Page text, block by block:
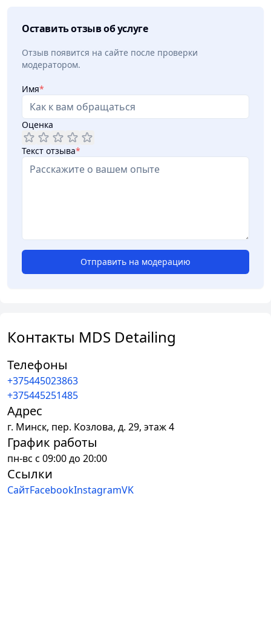
Оставить отзыв об услуге
Отзыв появится на сайте после проверки
модератором.
Имя*
Оценка
Текст отзыва*
Отправить на модерацию
Контакты MDS Detailing
Телефоны
+375445023863
+375445251485
Адрес
г. Минск, пер. Козлова, д. 29, этаж 4
График работы
пн-вс с 09:00 до 20:00
Ссылки
СайтFacebookInstagramVK